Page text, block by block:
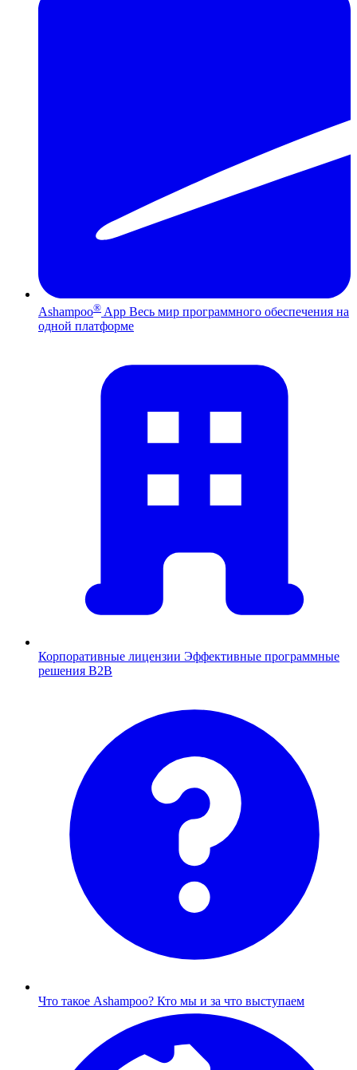
Ashampoo® App Весь мир программного обеспечения на
одной платформе
Корпоративные лицензии Эффективные программные
решения B2B
Что такое Ashampoo? Кто мы и за что выступаем